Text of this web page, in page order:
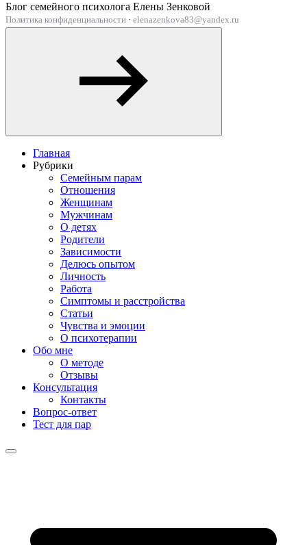
Блог семейного психолога Елены Зенковой
Политика конфиденциальности · elenazenkova83@yandex.ru
Главная
Рубрики
Семейным парам
Отношения
Женщинам
Мужчинам
О детях
Родители
Зависимости
Делюсь опытом
Личность
Работа
Симптомы и расстройства
Статьи
Чувства и эмоции
О психотерапии
Обо мне
О методе
Отзывы
Консультация
Контакты
Вопрос-ответ
Тест для пар